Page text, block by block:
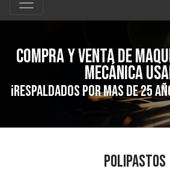
Compra y venta de
mecánica
¡Respaldados por mas de 25
Polipastos